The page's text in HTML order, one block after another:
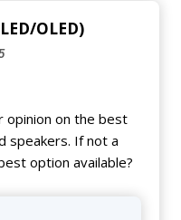
OLED)
opinion on the best
speakers. If not a
option available?